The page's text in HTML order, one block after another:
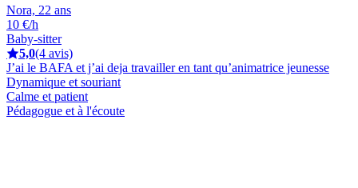
Nora, 22 ans
10 €/h
Baby-sitter
5,0(4 avis)
J’ai le BAFA et j’ai deja travailler en tant qu’animatrice jeunesse
Dynamique et souriant
Calme et patient
Pédagogue et à l'écoute